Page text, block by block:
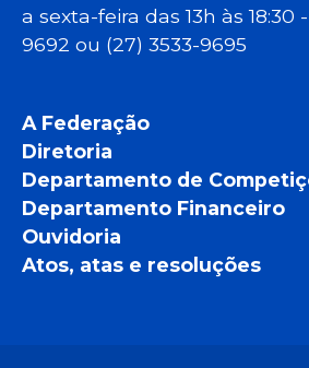
a sexta-feira das 13h às 18:30
9692 ou (27) 3533-9695
A Federação
Diretoria
Departamento de
Departamento Financeiro
Ouvidoria
Atos, atas e resoluções